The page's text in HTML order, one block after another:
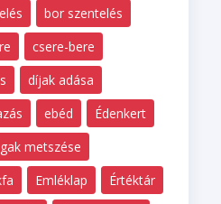
bor szentelés
csere-bere
díjak adása
ebéd
Édenkert
metszése
Emléklap
Értéktár